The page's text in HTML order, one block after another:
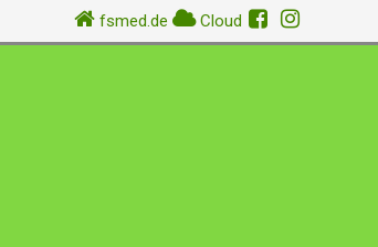
fsmed.de Cloud